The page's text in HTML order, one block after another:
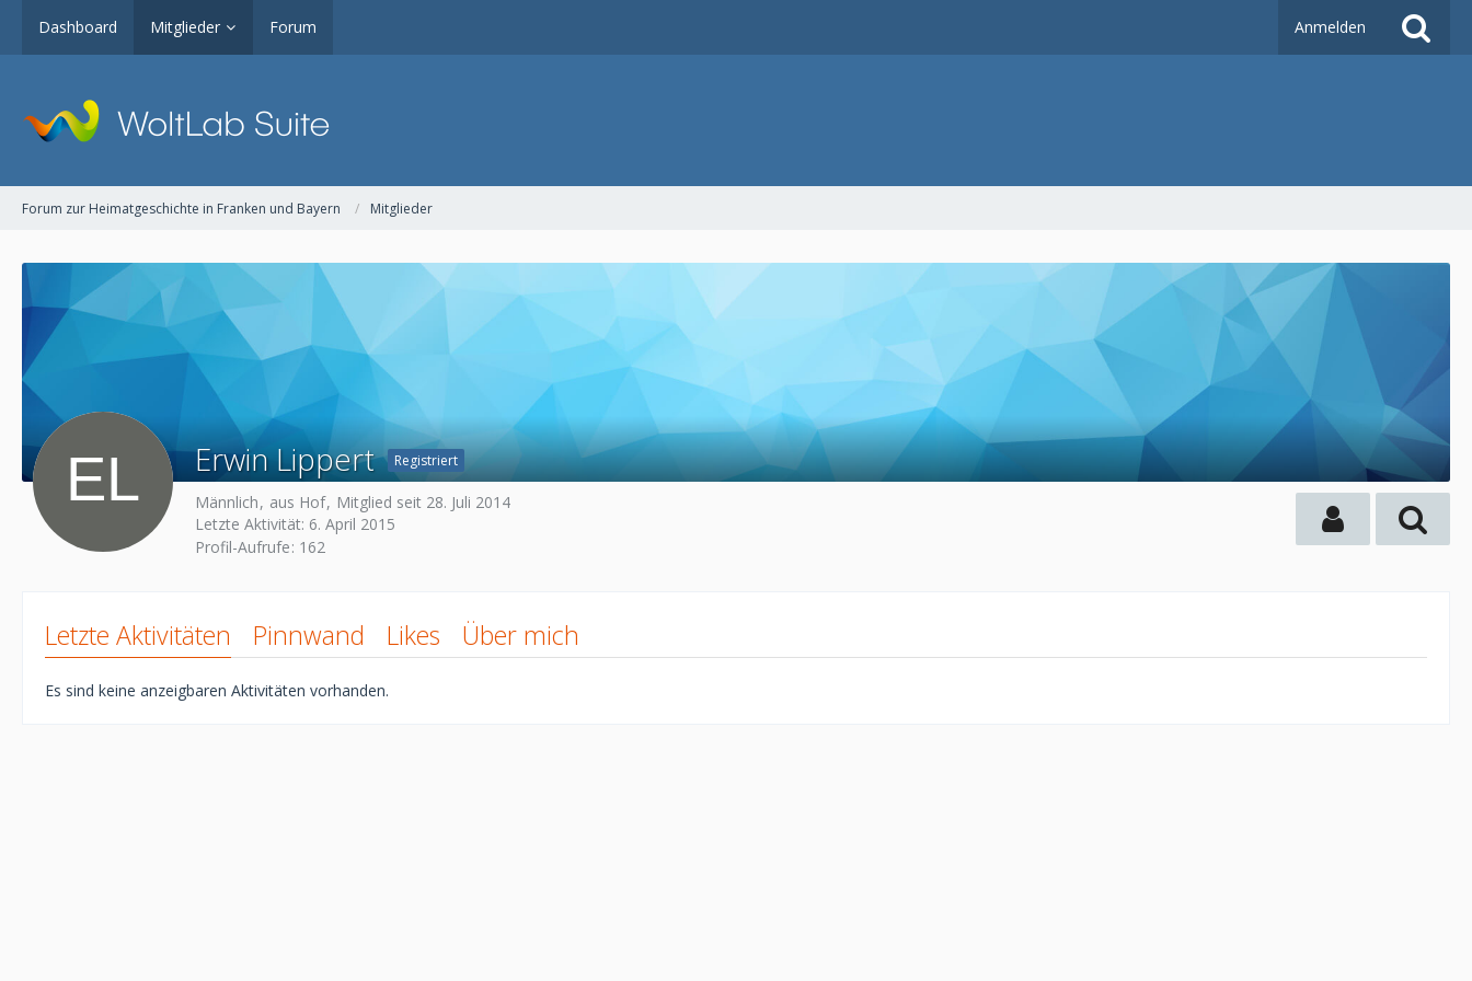
Dashboard Mitglieder Forum Anmelden
Forum zur Heimatgeschichte in Franken und Bayern Mitglieder
Erwin Lippert Registriert
Männlich aus Hof
Mitglied seit 28. Juli 2014
Letzte Aktivität: 6. April 2015
Profil-Aufrufe 162
Letzte Aktivitäten Pinnwand Likes Über mich
Es sind keine anzeigbaren Aktivitäten vorhanden.